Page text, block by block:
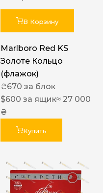
В Корзину
Marlboro Red KS
Золоте Кольцо
(флажок)
₴670 за блок
$600 за ящик≈ 27 000
₴
Купить